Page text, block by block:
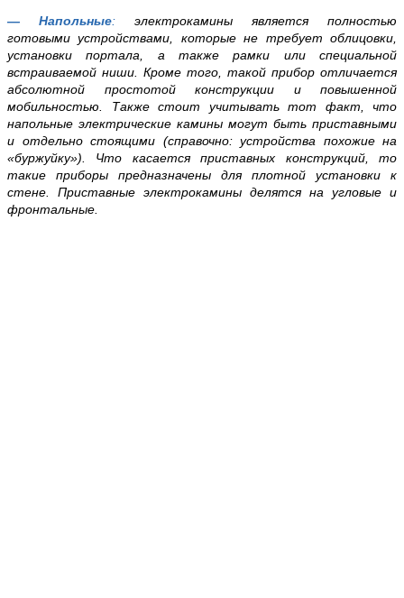
— Напольные:
электрокамины является полностью
готовыми устройствами, которые не требует облицовки,
установки портала, а также рамки или специальной
встраиваемой ниши. Кроме того, такой прибор отличается
абсолютной простотой конструкции и повышенной
мобильностью. Также стоит учитывать тот факт, что
напольные электрические камины могут быть приставными
и отдельно стоящими (справочно: устройства похожие на
«буржуйку»). Что касается приставных конструкций, то
такие приборы предназначены для плотной установки к
стене. Приставные электрокамины делятся на угловые и
фронтальные.